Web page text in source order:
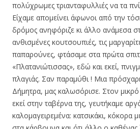
πολύχρωμες τριανταφυλλιές να τα
Είχαμε απομείνει άφωνοι από την
δρόμος ανηφόριζε κι άλλο ανάμεσα
ανθισμένες κουτσουπιές, τις
παπαρούνες, φτάσαμε στα πρώτα
«Πλατανιώτισσας», εδώ και εκεί,
πλαγιάς. Σαν παραμύθι ! Μια
Δήμητρα, μας καλωσόρισε. Στον
εκεί στην ταβέρνα της, γευτήκαμε
καλομαγειρεμένα: κατσικάκι, κόκορα